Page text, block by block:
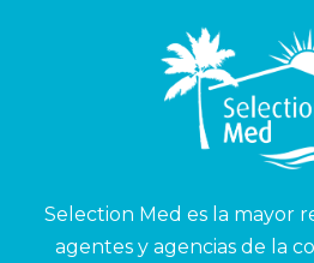
Selection Med es la mayor
agentes y agencias de la